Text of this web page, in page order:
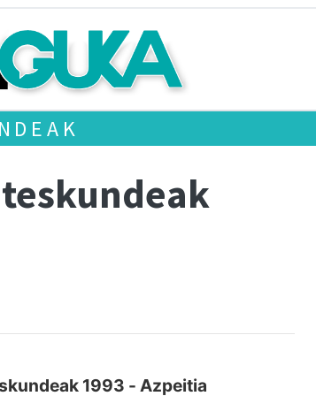
1993 - Azpeitia